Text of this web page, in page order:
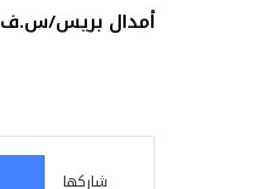
أمدال بريس/س.ف
شاركها